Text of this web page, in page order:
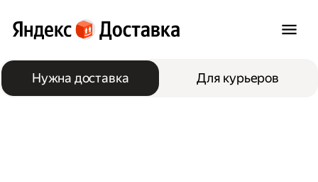
Нужна доставка Для курьеров